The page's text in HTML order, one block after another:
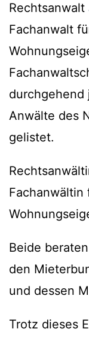
Rechtsanwalt
Fachanwalt
durchgehend
Anwälte des
gelistet.
Beide
den
und dessen
Trotz dieses